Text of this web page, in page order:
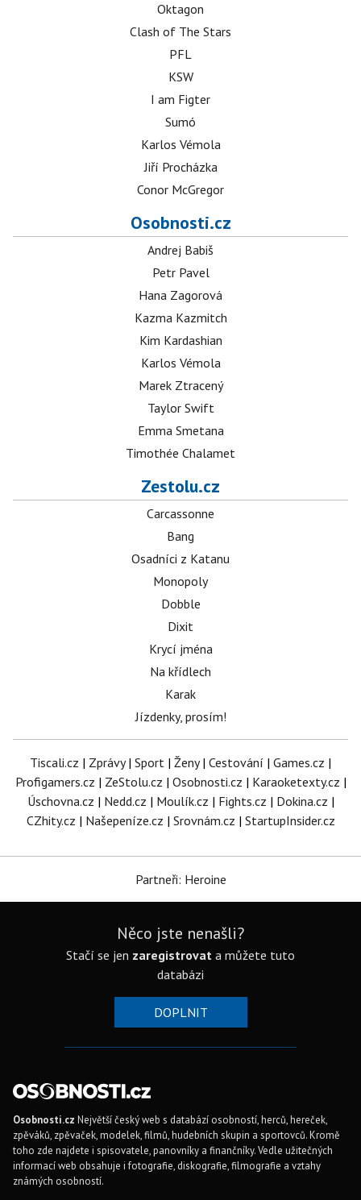
Oktagon
Clash of The Stars
PFL
KSW
I am Figter
Sumó
Karlos Vémola
Jiří Procházka
Conor McGregor
Osobnosti.cz
Andrej Babiš
Petr Pavel
Hana Zagorová
Kazma Kazmitch
Kim Kardashian
Karlos Vémola
Marek Ztracený
Taylor Swift
Emma Smetana
Timothée Chalamet
Zestolu.cz
Carcassonne
Bang
Osadníci z Katanu
Monopoly
Dobble
Dixit
Krycí jména
Na křídlech
Karak
Jízdenky, prosím!
Tiscali.cz | Zprávy| Sport | Ženy| Cestování | Games.cz |
Profigamers.cz | ZeStolu.cz | Osobnosti.cz | Karaoketexty.cz |
Úschovna.cz | Nedd.cz | Moulík.cz | Fights.cz | Dokina.cz |
CZhity.cz | Našepeníze.cz | Srovnám.cz | StartupInsider.cz
Partneři: Heroine
Něco jste nenašli?
Stačí se jen zaregistrovat a můžete tuto
databázi
DOPLNIT
Osobnosti.cz Největší český web s databází osobností, herců, hereček,
zpěváků, zpěvaček, modelek, filmů, hudebních skupin a sportovců. Kromě
toho zde najdete i spisovatele, panovníky a finančníky. Vedle užitečných
informací web obsahuje i fotografie, diskografie, filmografie a vztahy
známých osobností.